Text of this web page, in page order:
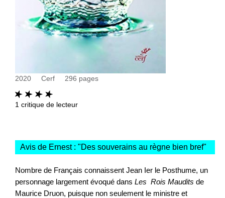
2020 Cerf 296 pages
1 critique de lecteur
Avis de Ernest : "Des souverains au règne bien bref"
Nombre de Français connaissent Jean Ier le Posthume, un
personnage largement évoqué dans Les Rois Maudits de
Maurice Druon, puisque non seulement le ministre et